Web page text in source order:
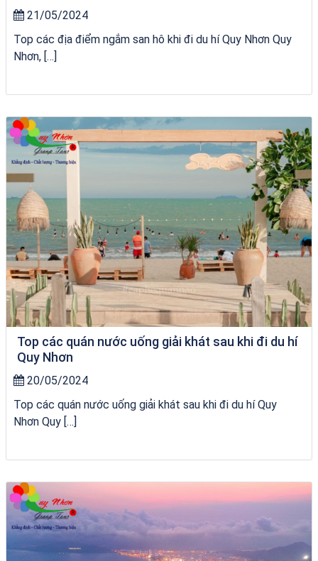
21/05/2024
Top các địa điểm ngắm san hô khi đi du hí Quy Nhơn Quy
Nhơn, […]
du thuyền trên biển Quy Nhơn
Top các quán nước uống giải khát sau khi đi du hí
Quy Nhơn
20/05/2024
Top các quán nước uống giải khát sau khi đi du hí Quy
Nhơn Quy […]